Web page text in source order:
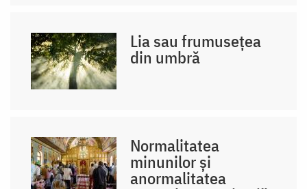
Lia sau frumusețea
din umbră
Normalitatea
minunilor și
anormalitatea